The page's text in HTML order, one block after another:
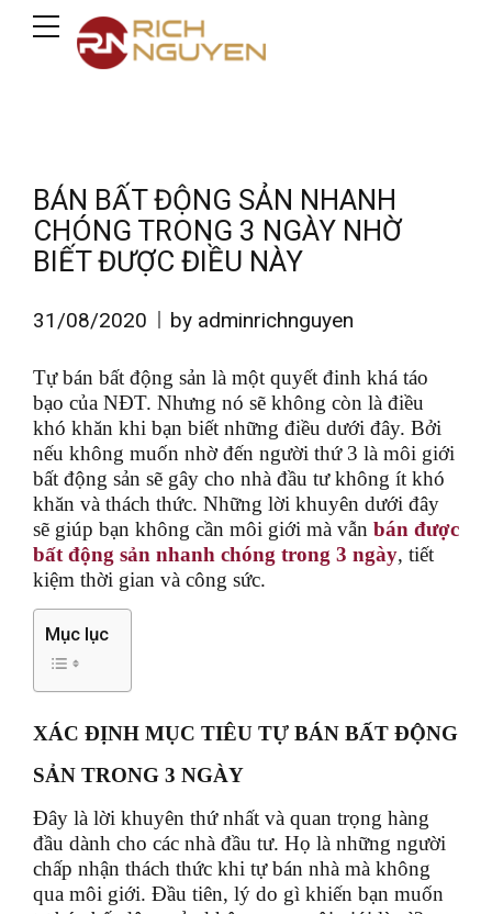
BÁN BẤT ĐỘNG SẢN NHANH
CHÓNG TRONG 3 NGÀY NHỜ
BIẾT ĐƯỢC ĐIỀU NÀY
31/08/2020 by adminrichnguyen
Tự bán bất động sản là một quyết đinh khá táo
bạo của NĐT. Nhưng nó sẽ không còn là điều
khó khăn khi bạn biết những điều dưới đây. Bởi
nếu không muốn nhờ đến người thứ 3 là môi giới
bất động sản sẽ gây cho nhà đầu tư không ít khó
khăn và thách thức. Những lời khuyên dưới đây
sẽ giúp bạn không cần môi giới mà vẫn bán được
bất động sản nhanh chóng trong 3 ngày, tiết
kiệm thời gian và công sức.
Mục lục
XÁC ĐỊNH MỤC TIÊU TỰ BÁN BẤT ĐỘNG
SẢN TRONG 3 NGÀY
Đây là lời khuyên thứ nhất và quan trọng hàng
đầu dành cho các nhà đầu tư. Họ là những người
chấp nhận thách thức khi tự bán nhà mà không
qua môi giới. Đầu tiên, lý do gì khiến bạn muốn